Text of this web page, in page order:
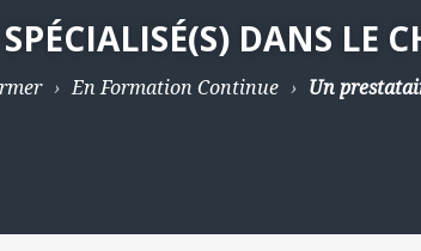
DANS LE
En Formation Continue Un